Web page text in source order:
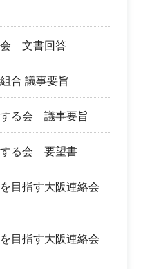
会 文書回答
合 議事要旨
する会 議事要旨
する会 要望書
目指す大阪連絡会
目指す大阪連絡会